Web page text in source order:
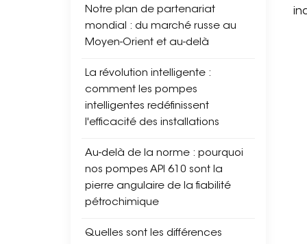
Notre plan de partenariat
mondial : du marché russe au
Moyen-Orient et au-delà
La révolution intelligente :
comment les pompes
intelligentes redéfinissent
l'efficacité des installations
Au-delà de la norme : pourquoi
nos pompes API 610 sont la
pierre angulaire de la fiabilité
pétrochimique
Quelles sont les différences